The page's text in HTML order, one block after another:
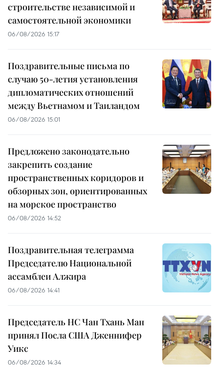
строительстве независимой и
самостоятельной экономики
06/08/2026 15:17
Поздравительные письма по
случаю 50-летия установления
дипломатических отношений
между Вьетнамом и Таиландом
06/08/2026 15:01
Предложено законодательно
закрепить создание
пространственных коридоров и
обзорных зон, ориентированных
на морское пространство
06/08/2026 14:52
Поздравительная телеграмма
Председателю Национальной
ассамблеи Алжира
06/08/2026 14:41
Председатель НС Чан Тхань Ман
принял Посла США Дженнифер
Уикс
06/08/2026 14:34